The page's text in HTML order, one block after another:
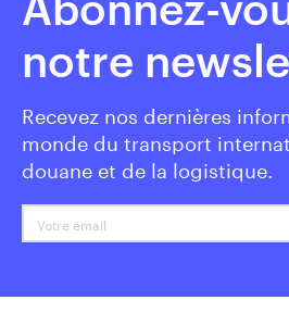
notre
Recevez nos dernières
monde du transport
douane et de la logistique.
Votre email